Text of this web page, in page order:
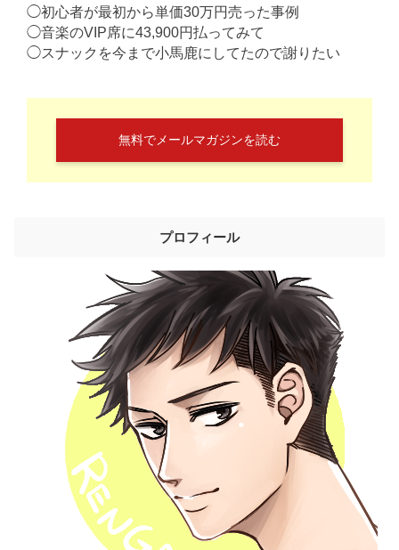
◯初心者が最初から単価30万円売った事例
◯音楽のVIP席に43,900円払ってみて
◯スナックを今まで小馬鹿にしてたので謝りたい
無料でメールマガジンを読む
プロフィール